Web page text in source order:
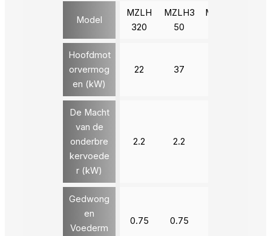
Model
MZLH
320
MZLH3
50
MZLH4
Hoofdmot
orvermog
en (kW)
22 37
De Macht
van de
onderbre
kervoede
r (kW)
2.2 2.2
Gedwong
en
Voederm
0.75 0.75